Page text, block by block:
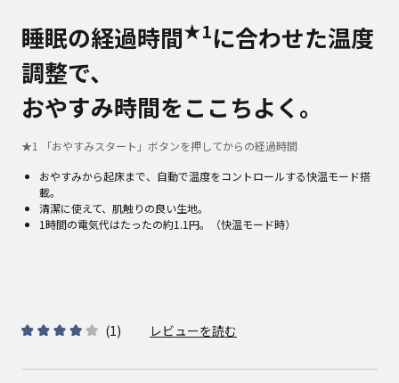
睡眠の経過時間★1に合わせた温度
調整で、
おやすみ時間をここちよく。
★1
「おやすみスタート」ボタンを押してからの経過時間
おやすみから起床まで、自動で温度をコントロールする快温モード搭
載。
清潔に使えて、肌触りの良い生地。
1時間の電気代はたったの約1.1円。（快温モード時）
(1) レビューを読む